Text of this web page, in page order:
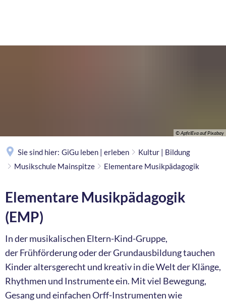
© ApfelEva auf Pixabay
Sie sind hier: GiGu leben | erleben
Kultur | Bildung
Musikschule Mainspitze
Elementare Musikpädagogik
Elementare Musikpädagogik
(EMP)
In der musikalischen Eltern-Kind-Gruppe,
der Frühförderung oder der Grundausbildung tauchen
Kinder altersgerecht und kreativ in die Welt der Klänge,
Rhythmen und Instrumente ein. Mit viel Bewegung,
Gesang und einfachen Orff-Instrumenten wie